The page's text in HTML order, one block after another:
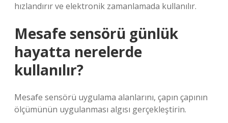
hızlandırır ve elektronik zamanlamada kullanılır.
Mesafe sensörü günlük
hayatta nerelerde
kullanılır?
Mesafe sensörü uygulama alanlarını, çapın çapının
ölçümünün uygulanması algısı gerçekleştirin.